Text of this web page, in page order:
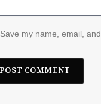
Save my name, email,